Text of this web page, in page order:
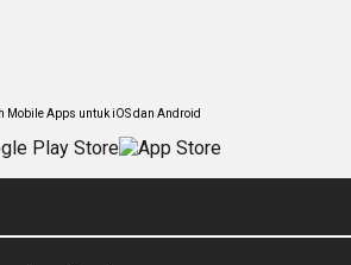
Mobile Apps untuk iOS dan Android